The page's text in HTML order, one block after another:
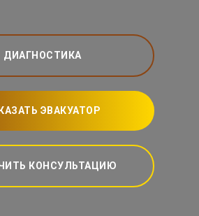
ДИАГНОСТИКА
ЭВАКУАТОР
КОНСУЛЬТАЦИЮ